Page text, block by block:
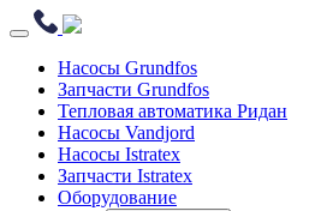
Насосы Grundfos
Запчасти Grundfos
Тепловая автоматика Ридан
Насосы Vandjord
Насосы Istratex
Запчасти Istratex
Оборудование